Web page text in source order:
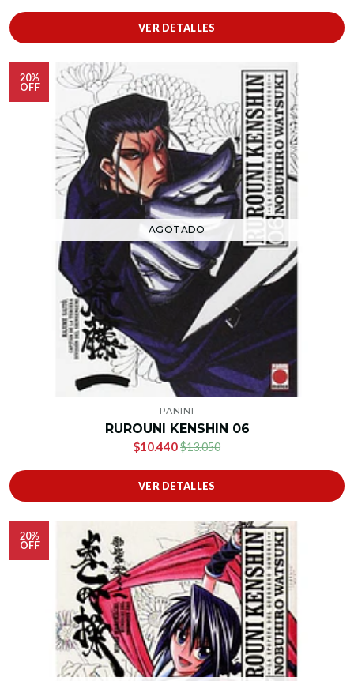
VER DETALLES
20%
OFF
AGOTADO
PANINI
RUROUNI KENSHIN 06
$10.440$13.050
VER DETALLES
20%
OFF